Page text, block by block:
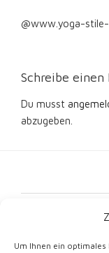
Um Ihnen ein
@www.yoga-
Schreibe
Du musst
abzugeben.